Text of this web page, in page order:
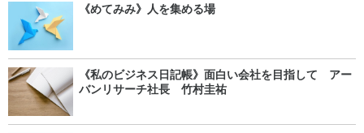
《めてみみ》人を集める場
《私のビジネス日記帳》面白い会社を目指して アー
バンリサーチ社長 竹村圭祐